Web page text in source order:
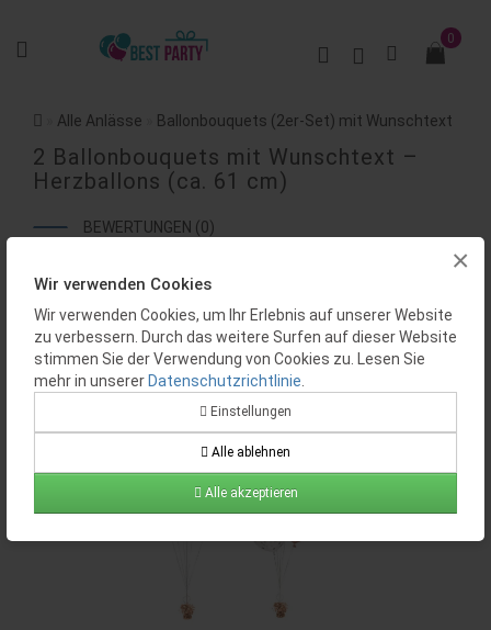
×
Wir verwenden Cookies
Wir verwenden Cookies, um Ihr Erlebnis auf unserer Website
zu verbessern. Durch das weitere Surfen auf dieser Website
stimmen Sie der Verwendung von Cookies zu. Lesen Sie
mehr in unserer Datenschutzrichtlinie
Einstellungen
Alle ablehnen
Alle akzeptieren
0
Alle Anlässe Ballonbouquets (2er-Set) mit Wunschtext
2 Ballonbouquets mit Wunschtext –
Herzballons (ca. 61 cm)
BEWERTUNGEN (0)